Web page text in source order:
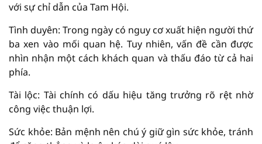
với sự chỉ dẫn của Tam Hội.
Tình duyên: Trong ngày có nguy cơ xuất hiện người thứ
ba xen vào mối quan hệ. Tuy nhiên, vấn đề cần được
nhìn nhận một cách khách quan và thấu đáo từ cả hai
phía.
Tài lộc: Tài chính có dấu hiệu tăng trưởng rõ rệt nhờ
công việc thuận lợi.
Sức khỏe: Bản mệnh nên chú ý giữ gìn sức khỏe, tránh